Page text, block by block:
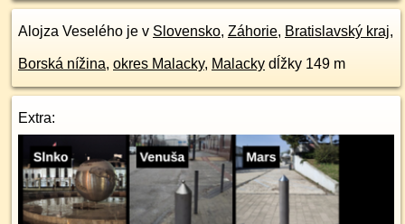
Alojza Veselého je v Slovensko, Záhorie, Bratislavský kraj,
Borská nížina, okres Malacky, Malacky dĺžky 149 m
Extra: